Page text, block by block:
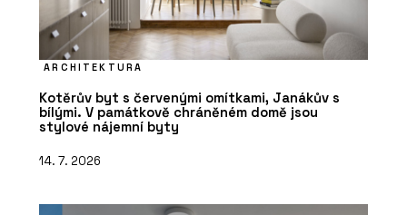
ARCHITEKTURA
Kotěrův byt s červenými omítkami, Janákův s
bílými. V památkově chráněném domě jsou
stylové nájemní byty
14. 7. 2026